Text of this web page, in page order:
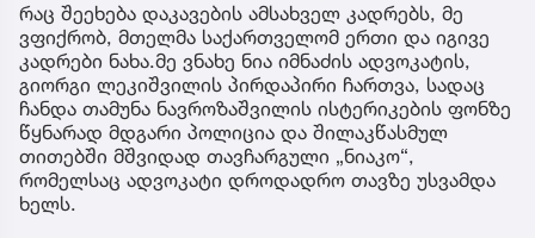
რაც შეეხება დაკავების ამსახველ კადრებს, მე
ვფიქრობ, მთელმა საქართველომ ერთი და იგივე
კადრები ნახა.მე ვნახე ნია იმნაძის ადვოკატის,
გიორგი ლეკიშვილის პირდაპირი ჩართვა, სადაც
ჩანდა თამუნა ნავროზაშვილის ისტერიკების ფონზე
წყნარად მდგარი პოლიცია და შილაკწასმულ
თითებში მშვიდად თავჩარგული „ნიაკო“,
რომელსაც ადვოკატი დროდადრო თავზე უსვამდა
ხელს.